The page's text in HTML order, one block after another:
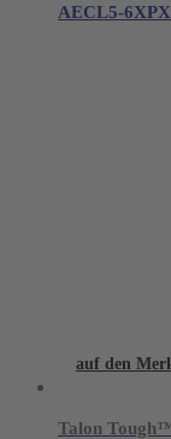
AECL5-
auf den
Talon